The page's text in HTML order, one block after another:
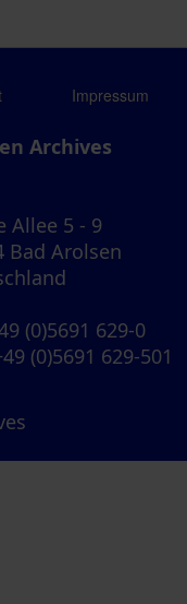
Impressum
Archives
Allee 5 - 9
Bad Arolsen
(0)5691 629-0
(0)5691 629-501